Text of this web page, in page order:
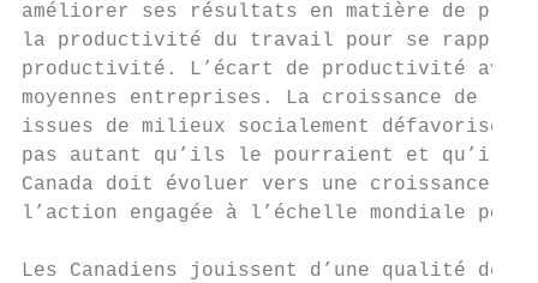
améliorer ses résultats en matière de
la productivité du travail pour se
productivité. L’écart de productivité
moyennes entreprises. La croissance de
issues de milieux socialement défavorisés
pas autant qu’ils le pourraient et qu’ils
Canada doit évoluer vers une croissance
l’action engagée à l’échelle mondiale
Les Canadiens jouissent d’une qualité